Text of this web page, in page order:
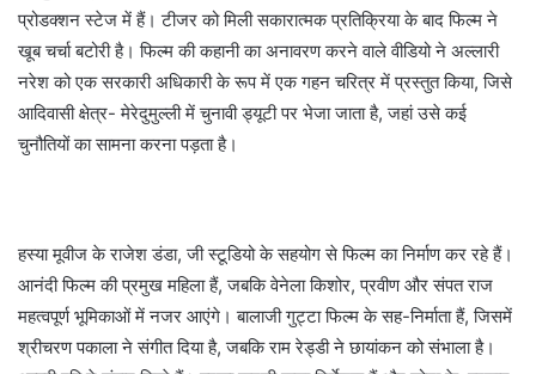
प्रोडक्शन स्टेज में हैं। टीजर को मिली सकारात्मक प्रतिक्रिया के बाद फिल्म ने
खूब चर्चा बटोरी है। फिल्म की कहानी का अनावरण करने वाले वीडियो ने अल्लारी
नरेश को एक सरकारी अधिकारी के रूप में एक गहन चरित्र में प्रस्तुत किया, जिसे
आदिवासी क्षेत्र- मेरेदुमुल्ली में चुनावी ड्यूटी पर भेजा जाता है, जहां उसे कई
चुनौतियों का सामना करना पड़ता है।
हस्या मूवीज के राजेश डंडा, जी स्टूडियो के सहयोग से फिल्म का निर्माण कर रहे हैं।
आनंदी फिल्म की प्रमुख महिला हैं, जबकि वेनेला किशोर, प्रवीण और संपत राज
महत्वपूर्ण भूमिकाओं में नजर आएंगे। बालाजी गुट्टा फिल्म के सह-निर्माता हैं, जिसमें
श्रीचरण पकाला ने संगीत दिया है, जबकि राम रेड्डी ने छायांकन को संभाला है।